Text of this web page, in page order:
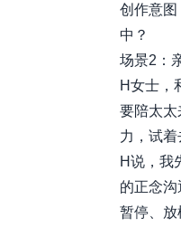
创作意图
中？
场景2：
H女士，
要陪太太
力，试
H说，我
的正念
暂停、放